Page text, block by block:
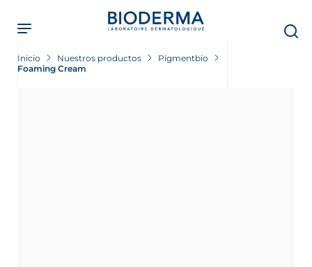
main
content
Inicio Nuestros productos
Pigmentbio
Foaming Cream